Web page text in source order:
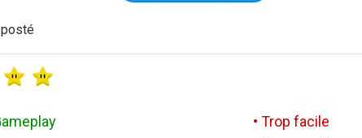
• Trop facile